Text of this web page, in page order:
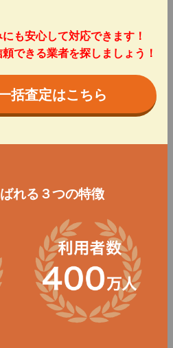
も安心して対応できます！
できる業者を探しましょう！
括査定はこちら
れる３つの特徴